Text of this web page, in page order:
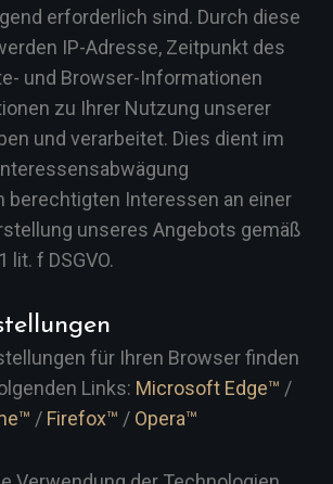
erforderlich sind. Durch diese
IP-Adresse, Zeitpunkt des
und Browser-Informationen
zu Ihrer Nutzung unserer
und verarbeitet. Dies dient im
berechtigten Interessen an einer
unseres Angebots gemäß
lit. f DSGVO.
für Ihren Browser finden
Links: Microsoft Edge™ /
/ Firefox™ / Opera™